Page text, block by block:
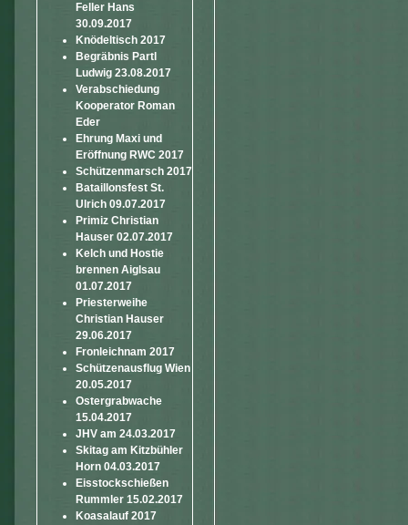
Feller Hans
30.09.2017
Knödeltisch 2017
Begräbnis Partl
Ludwig 23.08.2017
Verabschiedung
Kooperator Roman
Eder
Ehrung Maxi und
Eröffnung RWC 2017
Schützenmarsch 2017
Bataillonsfest St.
Ulrich 09.07.2017
Primiz Christian
Hauser 02.07.2017
Kelch und Hostie
brennen Aiglsau
01.07.2017
Priesterweihe
Christian Hauser
29.06.2017
Fronleichnam 2017
Schützenausflug Wien
20.05.2017
Ostergrabwache
15.04.2017
JHV am 24.03.2017
Skitag am Kitzbühler
Horn 04.03.2017
Eisstockschießen
Rummler 15.02.2017
Koasalauf 2017